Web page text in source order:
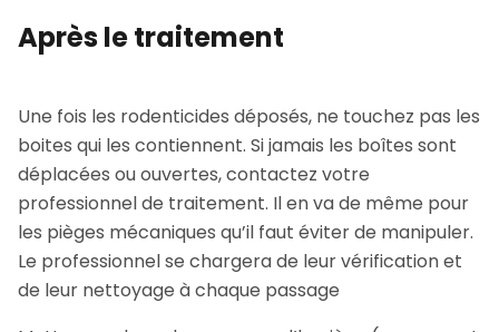
Après le traitement
Une fois les rodenticides déposés, ne touchez pas les
boites qui les contiennent. Si jamais les boîtes sont
déplacées ou ouvertes, contactez votre
professionnel de traitement. Il en va de même pour
les pièges mécaniques qu’il faut éviter de manipuler.
Le professionnel se chargera de leur vérification et
de leur nettoyage à chaque passage